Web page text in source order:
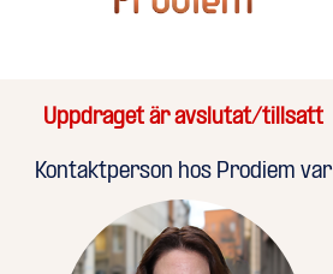
Uppdraget är avslutat/tillsatt
Kontaktperson hos Prodiem var